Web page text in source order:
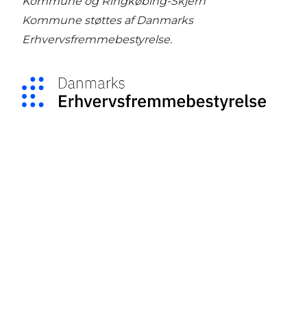
Kommune støttes afDanmarks
Erhvervsfremmebestyrelse.